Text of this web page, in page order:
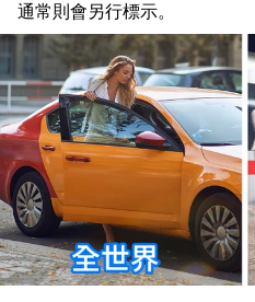
通常則會另行標示。